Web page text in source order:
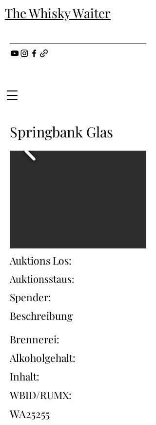
The Whisky Waiter
Springbank Glas
Auktions Los:
Auktionsstaus:
Spender:
Beschreibung
Brennerei:
Alkoholgehalt:
Inhalt:
WBID/RUMX:
WA25255